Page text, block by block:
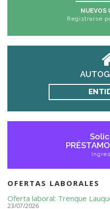
NUEVOS
Registrarse
OFERTAS LABORALES
Oferta laboral: Trenque
23/07/2026